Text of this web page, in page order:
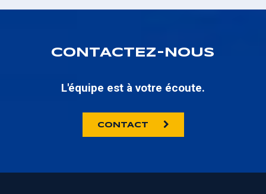
CONTACTEZ-NOUS
L'équipe est à votre écoute.
CONTACT